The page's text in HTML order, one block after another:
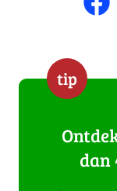
tip
dan